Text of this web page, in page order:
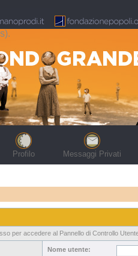
Profilo Messaggi Privati
per accedere al Pannello di Controllo
Nome utente: